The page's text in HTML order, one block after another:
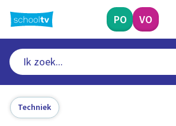
naar
hoofdinhoud
PO VO
Techniek